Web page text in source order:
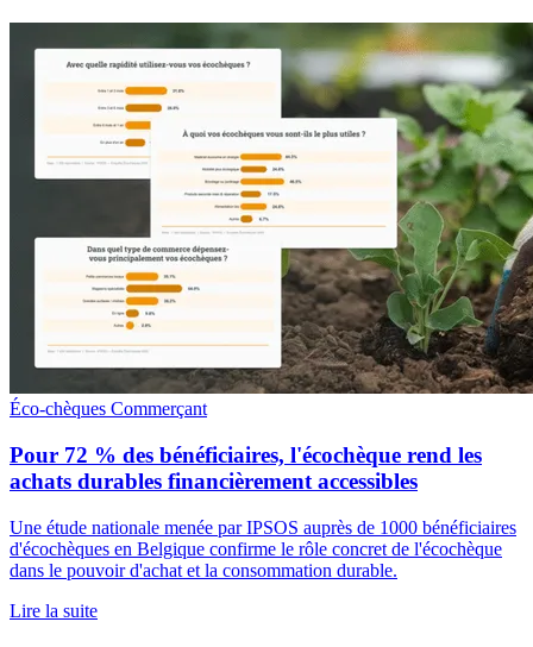
Éco-chèques Commerçant
Pour 72 % des bénéficiaires, l'écochèque rend les
achats durables financièrement accessibles
Une étude nationale menée par IPSOS auprès de 1000 bénéficiaires
d'écochèques en Belgique confirme le rôle concret de l'écochèque
dans le pouvoir d'achat et la consommation durable.
Lire la suite